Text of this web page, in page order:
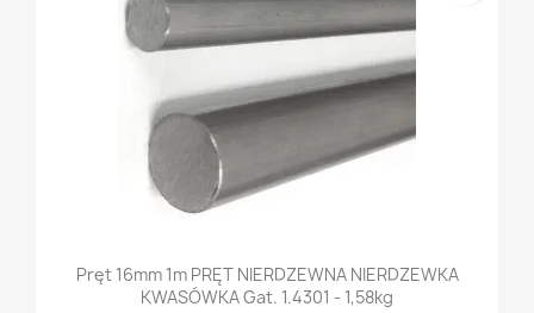
Pręt 16mm 1m PRĘT NIERDZEWNA NIERDZEWKA
KWASÓWKA Gat. 1.4301 - 1,58kg